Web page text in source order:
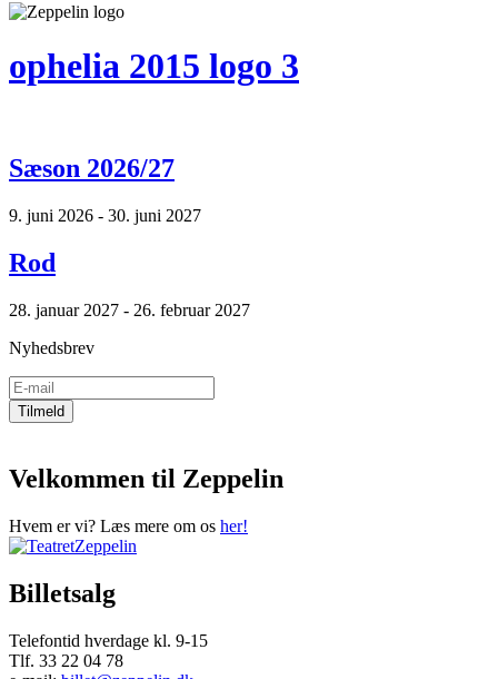
ophelia 2015 logo 3
Sæson 2026/27
9. juni 2026 - 30. juni 2027
Rod
28. januar 2027 - 26. februar 2027
Nyhedsbrev
Velkommen til Zeppelin
Hvem er vi? Læs mere om os her!
Billetsalg
Telefontid hverdage kl. 9-15
Tlf. 33 22 04 78